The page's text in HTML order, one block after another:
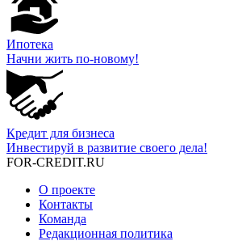
Ипотека
Начни жить по-новому!
Кредит для бизнеса
Инвестируй в развитие своего дела!
FOR-CREDIT.RU
О проекте
Контакты
Команда
Редакционная политика